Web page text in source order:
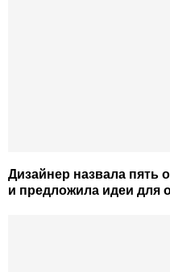
Дизайнер назвала пять
и предложила идеи для